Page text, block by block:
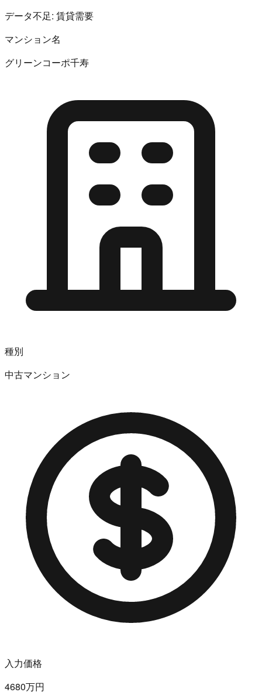
データ不足: 賃貸需要
マンション名
グリーンコーポ千寿
種別
中古マンション
入力価格
4680万円